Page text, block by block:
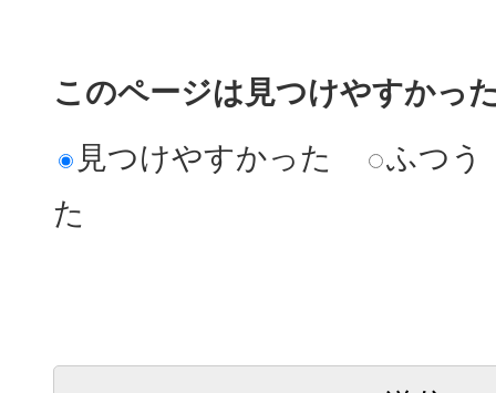
このページは見つけやすかっ
見つけやすかった
ふつう
た